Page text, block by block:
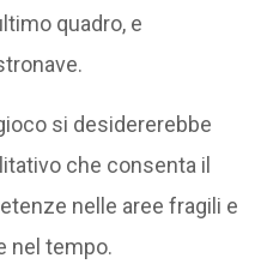
quadro, e
si desidererebbe
che consenta il
nelle aree fragili e
nel tempo.